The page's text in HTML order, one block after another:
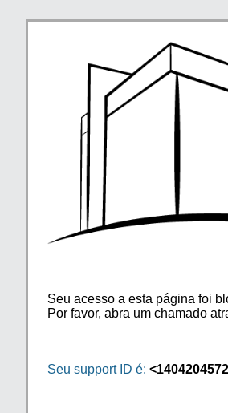
Seu acesso a esta página foi
Por favor, abra um chamado
Seu support ID é: